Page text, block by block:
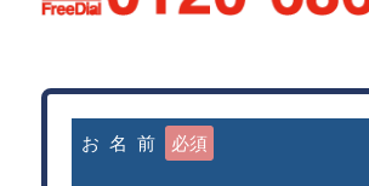
お 名 前 必須